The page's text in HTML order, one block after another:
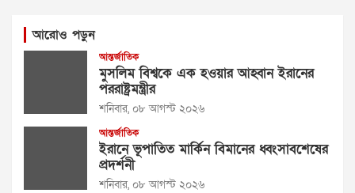
আরোও পড়ুন
আন্তর্জাতিক
মুসলিম বিশ্বকে এক হওয়ার আহ্বান ইরানের
পররাষ্ট্রমন্ত্রীর
শনিবার, ০৮ আগস্ট ২০২৬
আন্তর্জাতিক
ইরানে ভূপাতিত মার্কিন বিমানের ধ্বংসাবশেষের
প্রদর্শনী
শনিবার, ০৮ আগস্ট ২০২৬